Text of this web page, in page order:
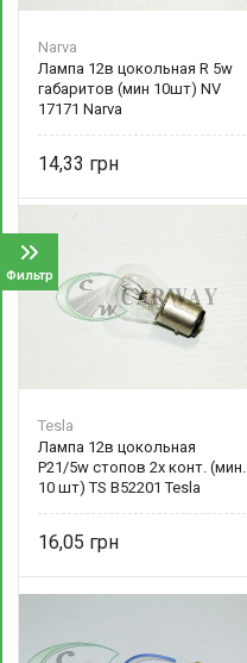
Фильтр
Narva
Лампа 12в цокольная R 5w
габаритов (мин 10шт) NV
17171 Narva
14,33
Tesla
Лампа 12в цокольная
P21/5w стопов 2х конт. (мин.
10 шт) TS B52201 Tesla
16,05